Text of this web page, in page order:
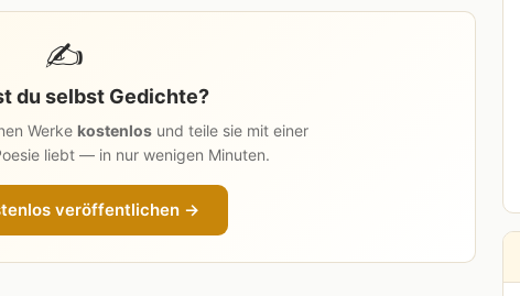
✍️
du selbst Gedichte?
Werke kostenlos und teile sie mit einer
liebt — in nur wenigen Minuten.
veröffentlichen →